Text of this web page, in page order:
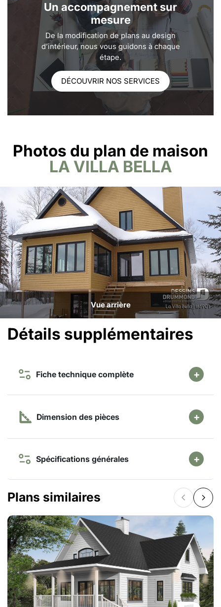
Un accompagnement sur
mesure
De la modification de plans au design
d’intérieur, nous vous guidons à chaque
étape.
DÉCOUVRIR NOS SERVICES
Photos du plan de maison
LA VILLA BELLA
Vue arrière
Détails supplémentaires
Fiche technique complète
Dimension des pièces
Spécifications générales
Plans similaires